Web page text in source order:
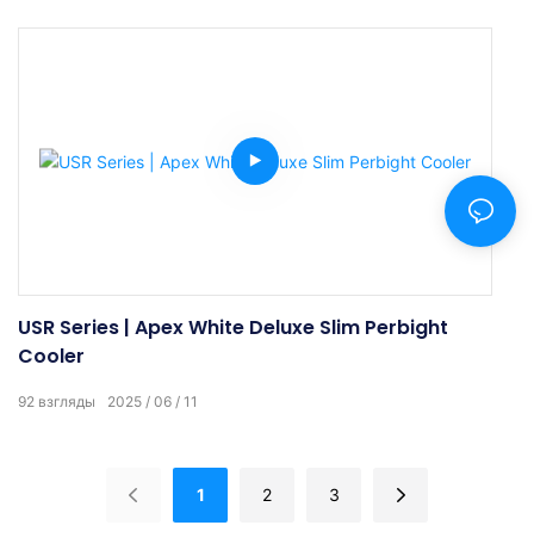
USR Series | Apex White Deluxe Slim Perbight
Cooler
2025 06 11
92 взгляды
1 2 3